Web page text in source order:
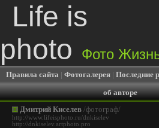
Life is
photo
Фото
Правила сайта | Фотогалерея | Последние
об авторе
Дмитрий Киселев /фотограф/
http://www.lifeisphoto.ru/dnkiselev
http://dnkiselev.artphoto.pro